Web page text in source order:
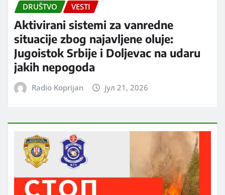
DRUŠTVO VESTI
Aktivirani sistemi za vanredne
situacije zbog najavljene oluje:
Jugoistok Srbije i Doljevac na udaru
jakih nepogoda
Radio Koprijan јул 21, 2026